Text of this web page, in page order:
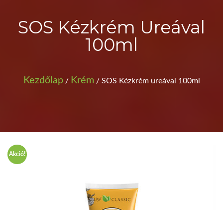
SOS Kézkrém Ureával
100ml
Kezdőlap/ Krém/ SOS Kézkrém ureával 100ml
Akció!